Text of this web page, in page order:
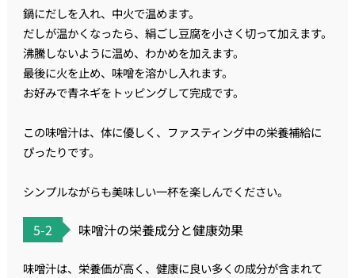
鍋にだしを入れ、中火で温めます。
だしが温かくなったら、絹ごし豆腐を小さく切って加えます。
沸騰しないように温め、わかめを加えます。
最後に火を止め、味噌を溶かし入れます。
お好みで青ネギをトッピングして完成です。
この味噌汁は、体に優しく、ファスティング中の栄養補給に
ぴったりです。
シンプルながらも美味しい一杯を楽しんでください。
5-2 味噌汁の栄養成分と健康効果
味噌汁は、栄養価が高く、健康に良い多くの成分が含まれて